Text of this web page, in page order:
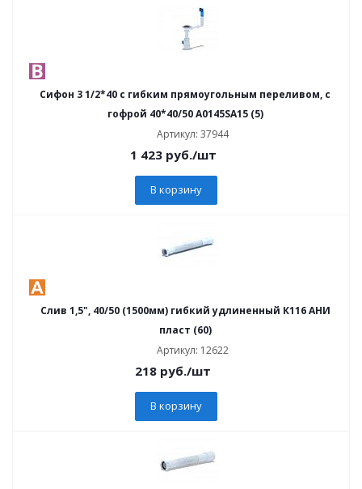
Сифон 3 1/2*40 с гибким прямоугольным переливом, с
гофрой 40*40/50 А0145SA15 (5)
Артикул: 37944
1 423руб./шт
В корзину
Слив 1,5", 40/50 (1500мм) гибкий удлиненный К116 АНИ
пласт (60)
Артикул: 12622
218 руб./шт
В корзину